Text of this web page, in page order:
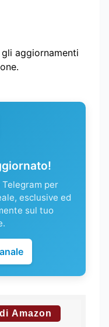
aggiornamenti
per
esclusive ed
sul tuo